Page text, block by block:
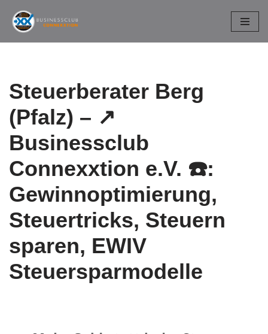
Zum
Steuerberater Berg
(Pfalz) – ↗️
Businessclub
Connexxtion e.V. ☎️:
Gewinnoptimierung,
Steuertricks, Steuern
sparen, EWIV
Steuersparmodelle